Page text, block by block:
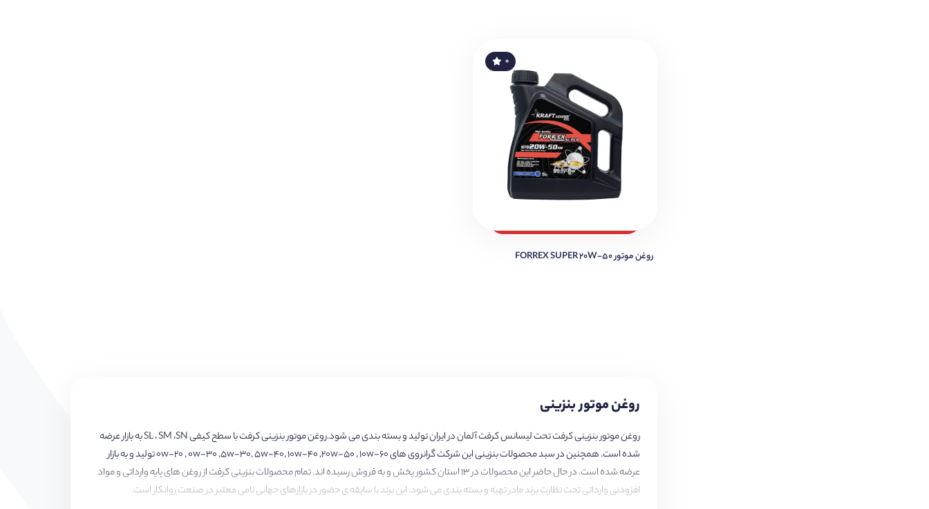
۰
روغن موتور FORREX SUPER 20W-50
روغن موتور بنزینی
روغن موتور بنزینی کرفت تحت لیسانس کرفت آلمان در ایران تولید و بسته بندی می شود.روغن موتور بنزینی کرفت با سطح کیفی SL ، SM ،SN به بازار عرضه
شده است. همچنین در سبد محصولات بنزینی این شرکت گرانروی های 0w-20 , 0w-30 ,5w-30, 5w-40, 10w-40 ,20w-50 , 10w-60 تولید و به بازار
عرضه شده است. در حال حاضر این محصولات در 13 استان کشور پخش و به فروش رسیده اند. تمام محصولات بنزینی کرفت از روغن های پایه وارداتی و مواد
افزودنی وارداتی تحت نظارت برند مادر تهیه و بسته بندی می شود. این برند با سابقه ی حضور در بازارهای جهانی نامی معتبر در صنعت روانکار است.